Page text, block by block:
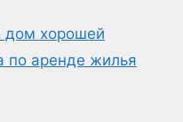
дом хорошей
по аренде жилья